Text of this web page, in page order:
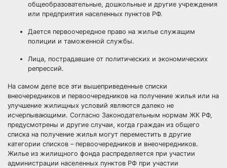
общеобразовательные, дошкольные и другие учреждения
или предприятия населенных пунктов РФ.
Дается первоочередное право на жилье служащим
полиции и таможенной службы.
Лица, пострадавшие от политических и экономических
репрессий.
На самом деле все эти вышеприведенные списки
внеочередников и первоочередников на получение жилья или на
улучшение жилищных условий являются далеко не
исчерпывающими. Согласно Законодательным нормам ЖК РФ,
предусмотрены и другие случаи, когда граждан из общего
списка на получение жилья могут переместить в другие
категории списков – первоочередников и внеочередников.
Жилье из жилищного фонда распределяется при участии
администрации населенных пунктов РФ при участии